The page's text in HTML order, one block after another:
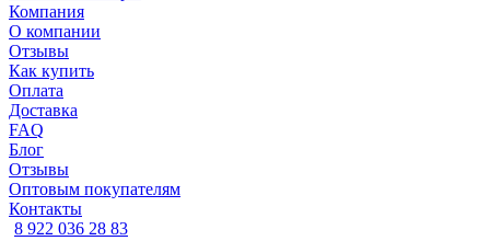
Компания
О компании
Отзывы
Как купить
Оплата
Доставка
FAQ
Блог
Отзывы
Оптовым покупателям
Контакты
8 922 036 28 83